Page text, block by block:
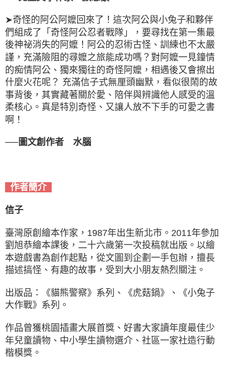
➤奇怪的阿公阿嬤回來了！這次阿公與小兔子和夥伴
們組成了「奇怪阿公忍者戰隊」，要尋找在第一集最
後神祕消失的阿嬤！阿公的忍術古怪、訓練也不太嚴
謹，充滿險阻的尋嬤之旅能成功嗎？對阿嬤一見鐘情
的痴情阿公、獨來獨往的奇怪阿嬤，相遇後又會擦出
什麼火花呢？ 充滿信子式無厘頭幽默，看似很鬧的故
事背後，其實藏著關於愛、陪伴與辨識他人感受的溫
柔核心。真是特別奇怪、又讓人放不下手的可愛之書
啊！
──圖文創作者 水腦
作者簡介
信子
臺灣原創繪本作家，1987年出生新北市。2011年參加
劉旭恭繪本課後，二十六歲第一次投稿就出版。以繪
本遊戲書為創作起點，從文圖到企劃一手包辦，擅長
描述搞怪、有趣的故事，受到大小朋友熱烈關注。
出版品：《貓熊警察》系列、《虎菇鍋》、《小兔子
大作戰》系列。
作品曾獲桃園插畫大展首獎、好書大家讀年度最佳少
年兒童讀物、中小學生讀物選介、社區一家社造行動
楷模獎。